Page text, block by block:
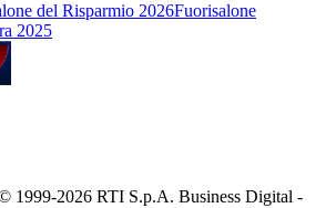
del Risparmio 2026Fuorisalone
2025
1999-2026 RTI S.p.A. Business Digital -